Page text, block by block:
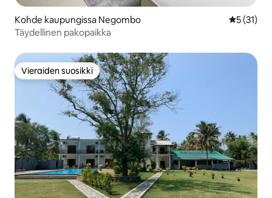
Kohde kaupungissa Negombo
5 (31)
Täydellinen pakopaikka
Vieraiden suosikki
Vieraiden suosikki